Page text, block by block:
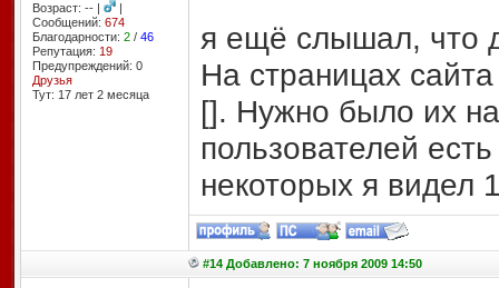
Возраст: -- |
|
Сообщений: 674
Благодарности: 2/ 46
Репутация: 19
Предупреждений: 0
Друзья
Тут: 17 лет 2 месяцa
я ещё слышал, что
На страницах
[]. Нужно было их
пользователей
некоторых я видел
#14 Добавлено: 7 ноября 2009 14:50